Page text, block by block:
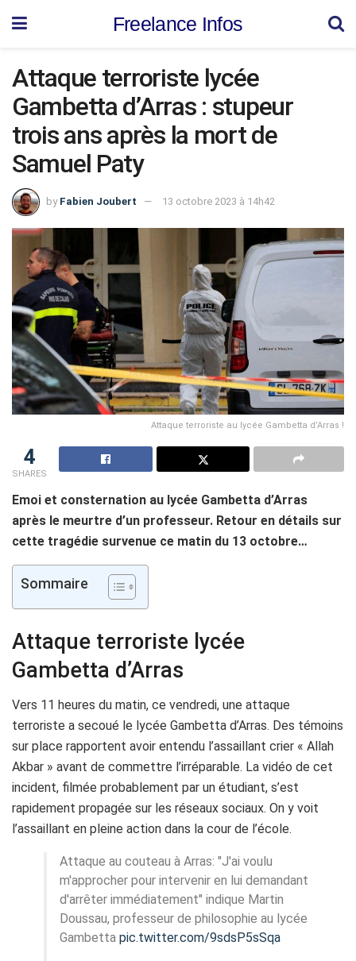
Freelance Infos
Attaque terroriste lycée
Gambetta d’Arras : stupeur
trois ans après la mort de
Samuel Paty
by Fabien Joubert 13 octobre 2023 à 14h42
Attaque terroriste au lycée Gambetta d’Arras !
4
SHARES
Emoi et consternation au lycée Gambetta d’Arras
après le meurtre d’un professeur. Retour en détails sur
cette tragédie survenue ce matin du 13 octobre…
Sommaire
Attaque terroriste lycée
Gambetta d’Arras
Vers 11 heures du matin, ce vendredi, une attaque
terroriste a secoué le lycée Gambetta d’Arras. Des témoins
sur place rapportent avoir entendu l’assaillant crier « Allah
Akbar » avant de commettre l’irréparable. La vidéo de cet
incident, filmée probablement par un étudiant, s’est
rapidement propagée sur les réseaux sociaux. On y voit
l’assaillant en pleine action dans la cour de l’école.
Attaque au couteau à Arras: "J'ai voulu
m'approcher pour intervenir en lui demandant
d'arrêter immédiatement" indique Martin
Doussau, professeur de philosophie au lycée
Gambetta pic.twitter.com/9sdsP5sSqa